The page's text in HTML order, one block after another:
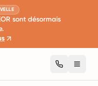
sont désormais